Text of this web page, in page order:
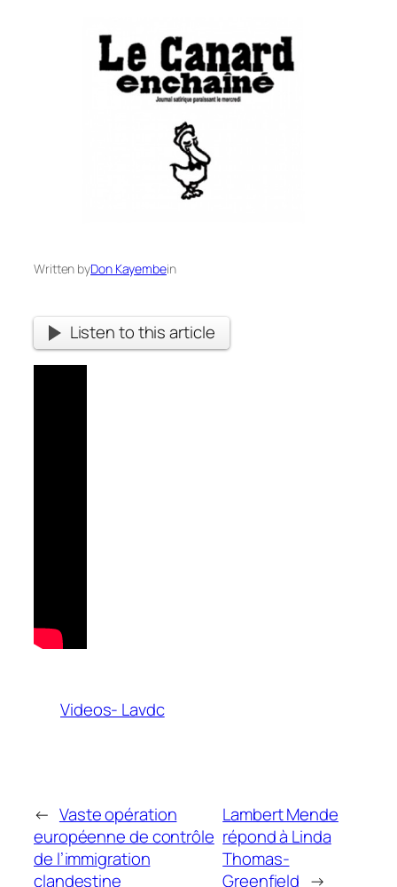
Written byDon Kayembein
Listen to this article
Videos- Lavdc
← Vaste opération
européenne de contrôle
de l’immigration
clandestine
Lambert Mende
répond à Linda
Thomas-
Greenfield →